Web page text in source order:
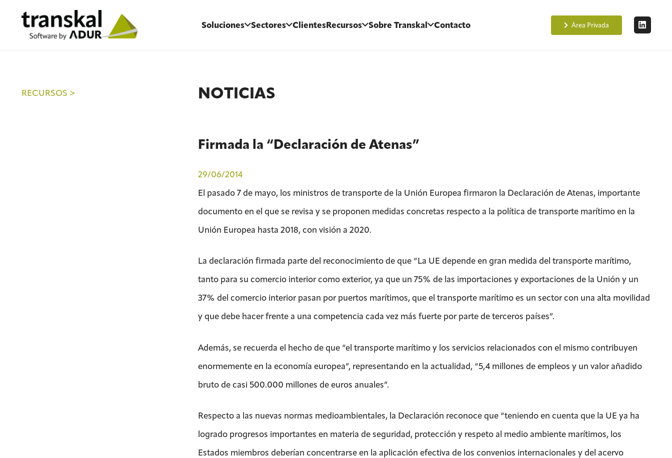
Soluciones Sectores ClientesRecursos Sobre Transkal Contacto Área Privada
RECURSOS > NOTICIAS
Firmada la “Declaración de Atenas”
29/06/2014
El pasado 7 de mayo, los ministros de transporte de la Unión Europea firmaron la Declaración de Atenas, importante
documento en el que se revisa y se proponen medidas concretas respecto a la política de transporte marítimo en la
Unión Europea hasta 2018, con visión a 2020.
La declaración firmada parte del reconocimiento de que “La UE depende en gran medida del transporte marítimo,
tanto para su comercio interior como exterior, ya que un 75% de las importaciones y exportaciones de la Unión y un
37% del comercio interior pasan por puertos marítimos, que el transporte marítimo es un sector con una alta movilidad
y que debe hacer frente a una competencia cada vez más fuerte por parte de terceros países”.
Además, se recuerda el hecho de que “el transporte marítimo y los servicios relacionados con el mismo contribuyen
enormemente en la economía europea”, representando en la actualidad, “5,4 millones de empleos y un valor añadido
bruto de casi 500.000 millones de euros anuales”.
Respecto a las nuevas normas medioambientales, la Declaración reconoce que “teniendo en cuenta que la UE ya ha
logrado progresos importantes en materia de seguridad, protección y respeto al medio ambiente marítimos, los
Estados miembros deberían concentrarse en la aplicación efectiva de los convenios internacionales y del acervo